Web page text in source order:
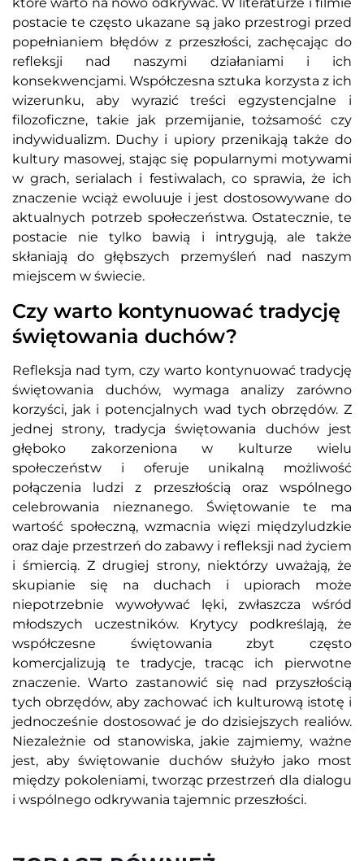
postacie te często ukazane są jako przestrogi przed
popełnianiem błędów z przeszłości, zachęcając do
refleksji nad naszymi działaniami i ich
konsekwencjami. Współczesna sztuka korzysta z ich
wizerunku, aby wyrazić treści egzystencjalne i
filozoficzne, takie jak przemijanie, tożsamość czy
indywidualizm. Duchy i upiory przenikają także do
kultury masowej, stając się popularnymi motywami
w grach, serialach i festiwalach, co sprawia, że ich
znaczenie wciąż ewoluuje i jest dostosowywane do
aktualnych potrzeb społeczeństwa. Ostatecznie, te
postacie nie tylko bawią i intrygują, ale także
skłaniają do głębszych przemyśleń nad naszym
miejscem w świecie.
Czy warto kontynuować tradycję
świętowania duchów?
Refleksja nad tym, czy warto kontynuować tradycję
świętowania duchów, wymaga analizy zarówno
korzyści, jak i potencjalnych wad tych obrzędów. Z
jednej strony, tradycja świętowania duchów jest
głęboko zakorzeniona w kulturze wielu
społeczeństw i oferuje unikalną możliwość
połączenia ludzi z przeszłością oraz wspólnego
celebrowania nieznanego. Świętowanie te ma
wartość społeczną, wzmacnia więzi międzyludzkie
oraz daje przestrzeń do zabawy i refleksji nad życiem
i śmiercią. Z drugiej strony, niektórzy uważają, że
skupianie się na duchach i upiorach może
niepotrzebnie wywoływać lęki, zwłaszcza wśród
młodszych uczestników. Krytycy podkreślają, że
współczesne świętowania zbyt często
komercjalizują te tradycje, tracąc ich pierwotne
znaczenie. Warto zastanowić się nad przyszłością
tych obrzędów, aby zachować ich kulturową istotę i
jednocześnie dostosować je do dzisiejszych realiów.
Niezależnie od stanowiska, jakie zajmiemy, ważne
jest, aby świętowanie duchów służyło jako most
między pokoleniami, tworząc przestrzeń dla dialogu
i wspólnego odkrywania tajemnic przeszłości.